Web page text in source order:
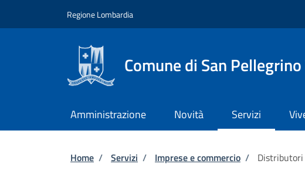
Regione Lombardia
Comune di San
Amministrazione Novità Servizi
Briciole di pane
Home / Servizi / Imprese e commercio / Distributori